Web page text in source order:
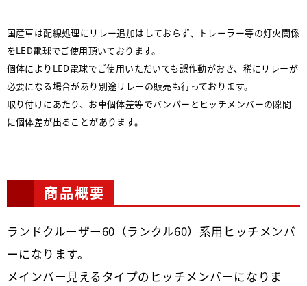
国産車は配線処理にリレー追加はしておらず、トレーラー等の灯火関係
をLED電球でご使用頂いております。
個体によりLED電球でご使用いただいても誤作動がおき、稀にリレーが
必要になる場合があり別途リレーの販売も行っております。
取り付けにあたり、お車個体差等でバンパーとヒッチメンバーの隙間
に個体差が出ることがあります。
商品概要
ランドクルーザー60（ランクル60）系用ヒッチメンバ
ーになります。
メインバー見えるタイプのヒッチメンバーになりま